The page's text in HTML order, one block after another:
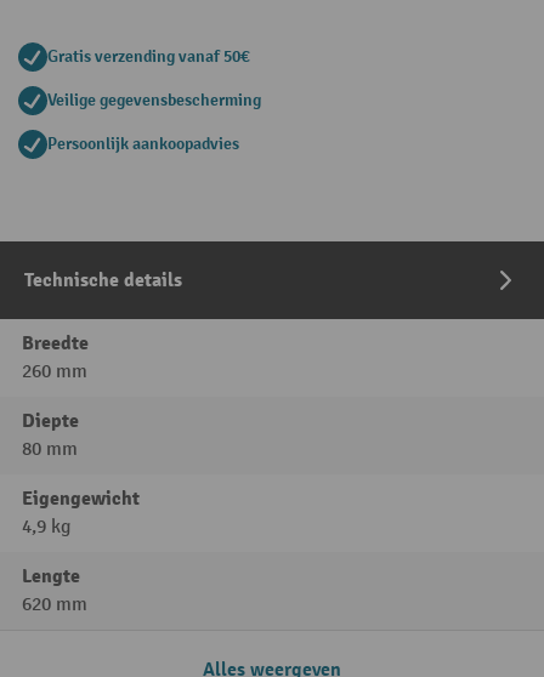
Gratis verzending vanaf 50€
Veilige gegevensbescherming
Persoonlijk aankoopadvies
Technische details
Breedte
260 mm
Diepte
80 mm
Eigengewicht
4,9 kg
Lengte
620 mm
Alles weergeven